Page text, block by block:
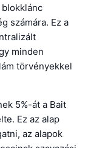
blokklánc
számára. Ez a
minden
törvényekkel
5%-át a Bait
Ez az alap
az alapok